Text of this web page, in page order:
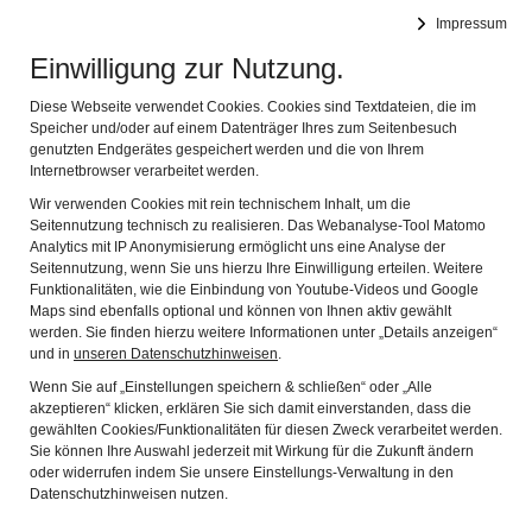
Impressum
Einwilligung zur Nutzung.
Diese Webseite verwendet Cookies. Cookies sind Textdateien, die im
Speicher und/oder auf einem Datenträger Ihres zum Seitenbesuch
genutzten Endgerätes gespeichert werden und die von Ihrem
Internetbrowser verarbeitet werden.
Wir verwenden Cookies mit rein technischem Inhalt, um die
Seitennutzung technisch zu realisieren. Das Webanalyse-Tool Matomo
Analytics mit IP Anonymisierung ermöglicht uns eine Analyse der
Seitennutzung, wenn Sie uns hierzu Ihre Einwilligung erteilen. Weitere
Funktionalitäten, wie die Einbindung von Youtube-Videos und Google
Maps sind ebenfalls optional und können von Ihnen aktiv gewählt
werden. Sie finden hierzu weitere Informationen unter „Details anzeigen“
und in unseren Datenschutzhinweisen.
Wenn Sie auf „Einstellungen speichern & schließen“ oder „Alle
akzeptieren“ klicken, erklären Sie sich damit einverstanden, dass die
gewählten Cookies/Funktionalitäten für diesen Zweck verarbeitet werden.
Sie können Ihre Auswahl jederzeit mit Wirkung für die Zukunft ändern
oder widerrufen indem Sie unsere Einstellungs-Verwaltung in den
Datenschutzhinweisen nutzen.
MARILYN MONROE -
LEGENDE, MYTHOS UND IKONE
29.APRIL BIS 1.JULI 2012
IM MUSEUM IM PFLEGSCHLOSS
geöffnet: täglich 10 bis 17 Uhr